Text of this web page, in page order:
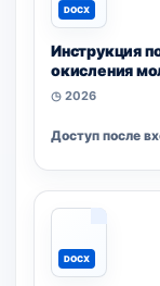
DOCX
Инструкция
окисления
◷ 2026
Доступ после
DOCX